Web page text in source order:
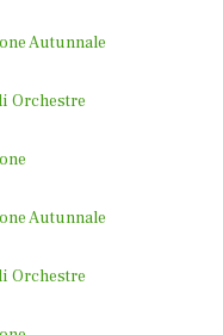
Autunnale
Orchestre
Autunnale
Orchestre